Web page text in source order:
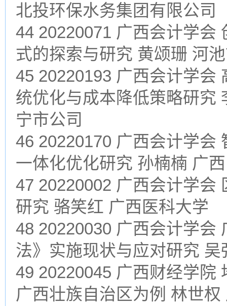
北投环保水务集团有限公司
44 20220071 广西会计学会
式的探索与研究 黄颂珊 河
45 20220193 广西会计学会
统优化与成本降低策略研究
宁市公司
46 20220170 广西会计学会
一体化优化研究 孙楠楠 广
47 20220002 广西会计学会
研究 骆笑红 广西医科大学
48 20220030 广西会计学会
法》实施现状与应对研究
49 20220045 广西财经学
广西壮族自治区为例 林世